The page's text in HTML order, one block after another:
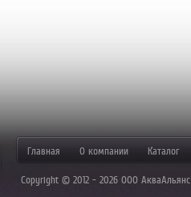
Главная О компании Каталог
Copyright © 2012 - 2026 ООО АкваАльянс